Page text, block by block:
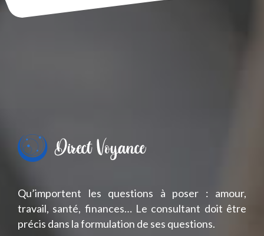
Qu’importent les questions à poser : amour,
travail, santé, finances… Le consultant doit être
précis dans la formulation de ses questions.